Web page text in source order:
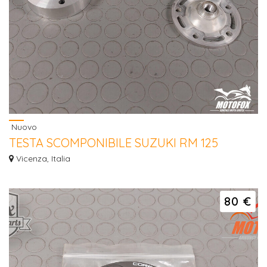
Nuovo
TESTA SCOMPONIBILE SUZUKI RM 125
1994/2007 NUOVA
Vicenza, Italia
80 €